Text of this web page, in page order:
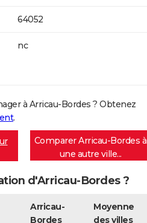
64052
nc
à Arricau-Bordes ? Obtenez
.
Comparer Arricau-Bordes à
une autre ville...
d'Arricau-Bordes ?
Arricau-
Bordes
Moyenne
des villes